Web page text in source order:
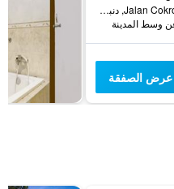
56 Jalan Cokroaminoto, دنباسار, إندونيسيا
عرض الصفقة